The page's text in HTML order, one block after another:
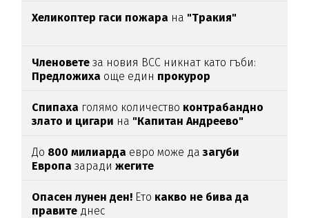
Хеликоптер гаси пожара на "Тракия"
Членовете за новия ВСС никнат като гъби:
Предложиха още един прокурор
Спипаха голямо количество контрабандно
злато и цигари на "Капитан Андреево"
До 800 милиарда евро може дазагуби
Европа зарадижегите
Опасен лунен ден! Ето какво не бива да
правите днес